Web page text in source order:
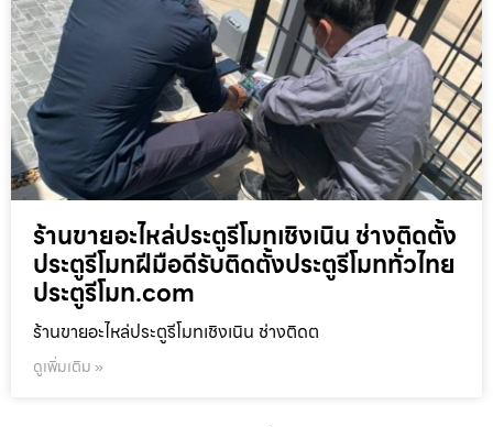
ร้านขายอะไหล่ประตูรีโมทเชิงเนิน ช่างติดตั้ง
ประตูรีโมทฝีมือดีรับติดตั้งประตูรีโมททั่วไทย
ประตูรีโมท.com
ร้านขายอะไหล่ประตูรีโมทเชิงเนิน ช่างติดต
ดูเพิ่มเติม »